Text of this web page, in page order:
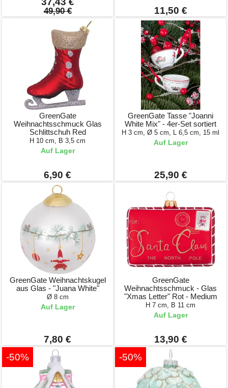
49,90 € 11,50 €
GreenGate
Weihnachtsschmuck Glas
Schlittschuh Red
H 10 cm, B 3,5 cm
Auf Lager
6,90 €
GreenGate Tasse "Joanni
White Mix" - 4er-Set sortiert
H 3 cm, Ø 5 cm, L 6,5 cm, 15 ml
Auf Lager
25,90 €
GreenGate Weihnachtskugel
aus Glas - "Juana White"
Ø 8 cm
Auf Lager
7,80 €
GreenGate
Weihnachtsschmuck - Glas
"Xmas Letter" Rot - Medium
H 7 cm, B 11 cm
Auf Lager
13,90 €
-50%
-50%